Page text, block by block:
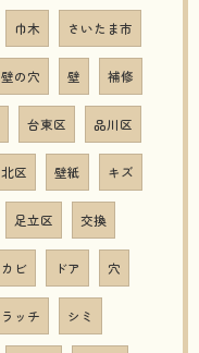
巾木 さいたま市
壁の穴 壁 補修
台東区 品川区
北区 壁紙 キズ
足立区 交換
カビ ドア 穴
ラッチ シミ